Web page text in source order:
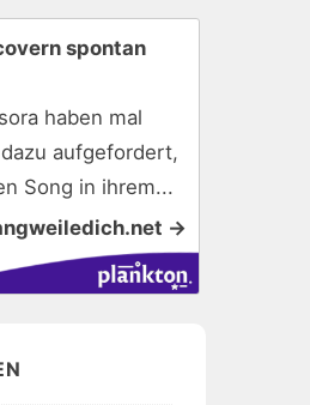
spontan
haben mal
aufgefordert,
Song in ihrem...
→